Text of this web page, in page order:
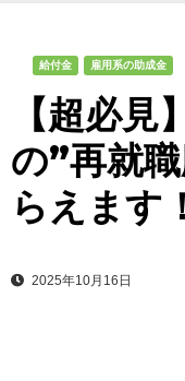
給付金 雇用系の助成金
【超必見
の”再就
らえます！
2025年10月16日